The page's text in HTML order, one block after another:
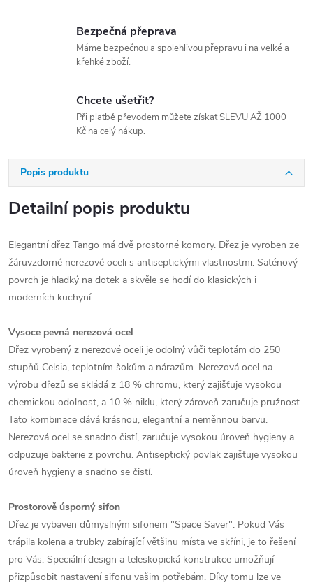
Bezpečná přeprava
Máme bezpečnou a spolehlivou přepravu i na velké a
křehké zboží.
Chcete ušetřit?
Při platbě převodem můžete získat SLEVU AŽ 1000
Kč na celý nákup.
Popis produktu
Detailní popis produktu
Elegantní dřez Tango má dvě prostorné komory. Dřez je vyroben ze
žáruvzdorné nerezové oceli s antiseptickými vlastnostmi. Saténový
povrch je hladký na dotek a skvěle se hodí do klasických i
moderních kuchyní.
Vysoce pevná nerezová ocel
Dřez vyrobený z nerezové oceli je odolný vůči teplotám do 250
stupňů Celsia, teplotním šokům a nárazům. Nerezová ocel na
výrobu dřezů se skládá z 18 % chromu, který zajišťuje vysokou
chemickou odolnost, a 10 % niklu, který zároveň zaručuje pružnost.
Tato kombinace dává krásnou, elegantní a neměnnou barvu.
Nerezová ocel se snadno čistí, zaručuje vysokou úroveň hygieny a
odpuzuje bakterie z povrchu. Antiseptický povlak zajišťuje vysokou
úroveň hygieny a snadno se čistí.
Prostorově úsporný sifon
Dřez je vybaven důmyslným sifonem "Space Saver". Pokud Vás
trápila kolena a trubky zabírající většinu místa ve skříni, je to řešení
pro Vás. Speciální design a teleskopická konstrukce umožňují
přizpůsobit nastavení sifonu vašim potřebám. Díky tomu lze ve